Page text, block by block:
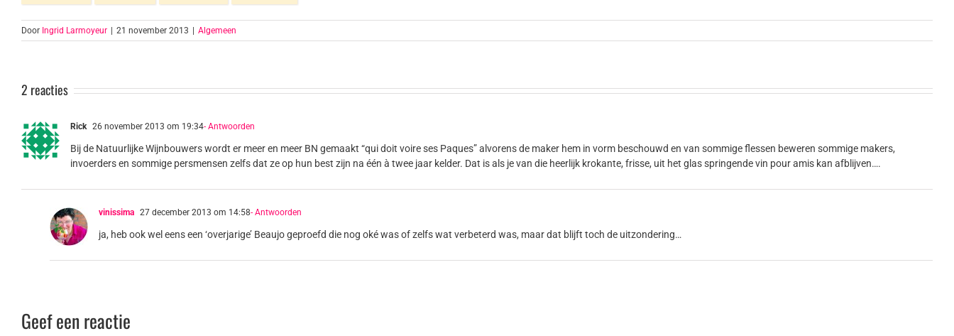
Door Ingrid Larmoyeur 21 november 2013 Algemeen
2 reacties
Rick 26 november 2013 om 19:34- Antwoorden
Bij de Natuurlijke Wijnbouwers wordt er meer en meer BN gemaakt “qui doit voire ses Paques” alvorens de maker hem in vorm beschouwd en van sommige flessen beweren sommige makers,
invoerders en sommige persmensen zelfs dat ze op hun best zijn na één à twee jaar kelder. Dat is als je van die heerlijk krokante, frisse, uit het glas springende vin pour amis kan afblijven….
vinissima 27 december 2013 om 14:58- Antwoorden
ja, heb ook wel eens een ‘overjarige’ Beaujo geproefd die nog oké was of zelfs wat verbeterd was, maar dat blijft toch de uitzondering…
Geef een reactie